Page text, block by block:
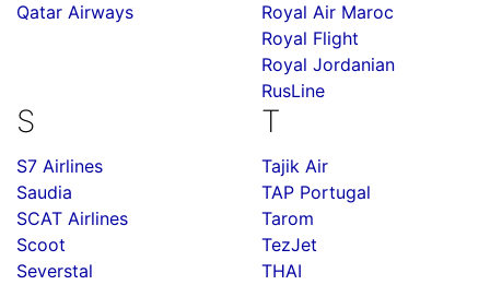
Qatar Airways
Royal Air Maroc
Royal Flight
Royal Jordanian
RusLine
S
S7 Airlines
Saudia
SCAT Airlines
Scoot
Severstal
T
Tajik Air
TAP Portugal
Tarom
TezJet
THAI